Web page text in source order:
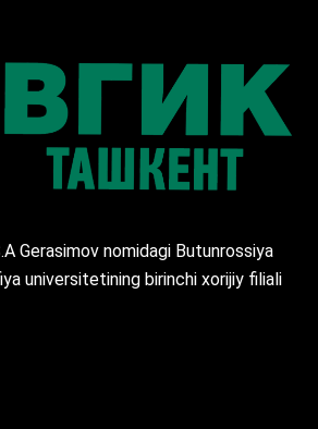
Gerasimov nomidagi Butunrossiya
universitetining birinchi xorijiy filiali